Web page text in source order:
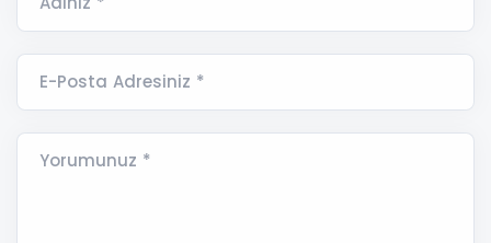
E-Posta Adresiniz *
Yorumunuz *